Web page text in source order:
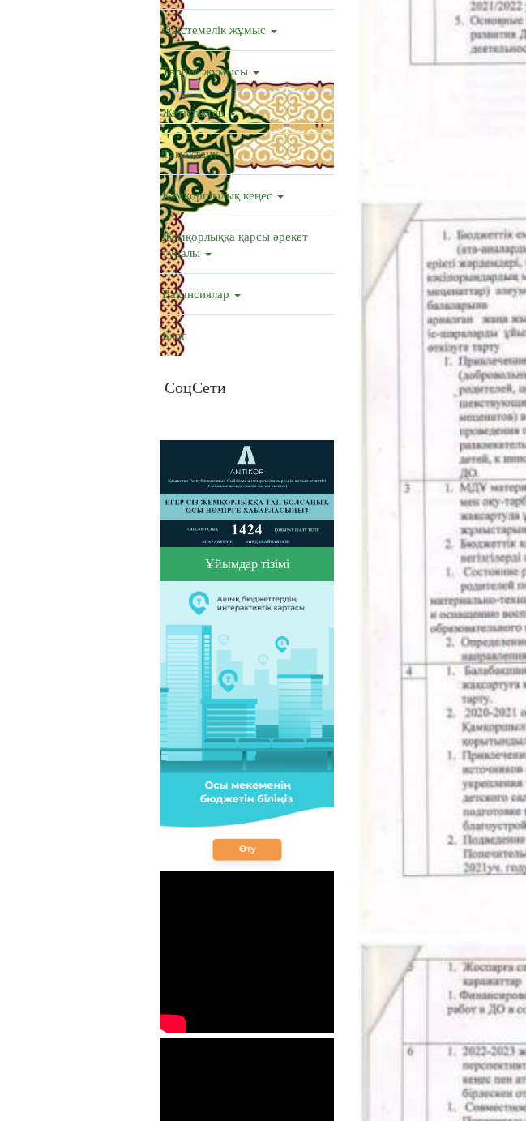
Әдістемелік жұмыс
Тәрбие жұмысы
Жетістіктер
Тамақтану
Қамқоршылық кеңес
Жемқорлыққа қарсы әрекет
туралы
Вакансиялар
Блог
СоцСети
Ұйымдар тізімі